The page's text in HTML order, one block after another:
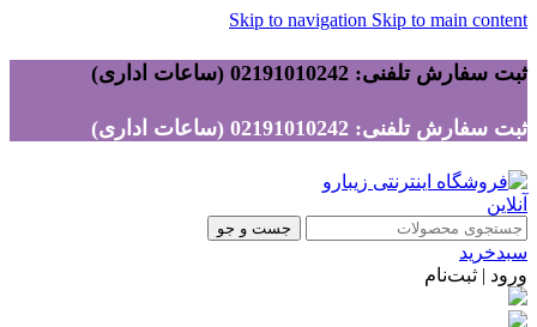
Skip to navigation Skip to main content
ثبت سفارش تلفنی: 02191010242 (ساعات اداری)
ثبت سفارش تلفنی: 02191010242 (ساعات اداری)
جست و جو
سبدخرید
ورود | ثبت‌نام